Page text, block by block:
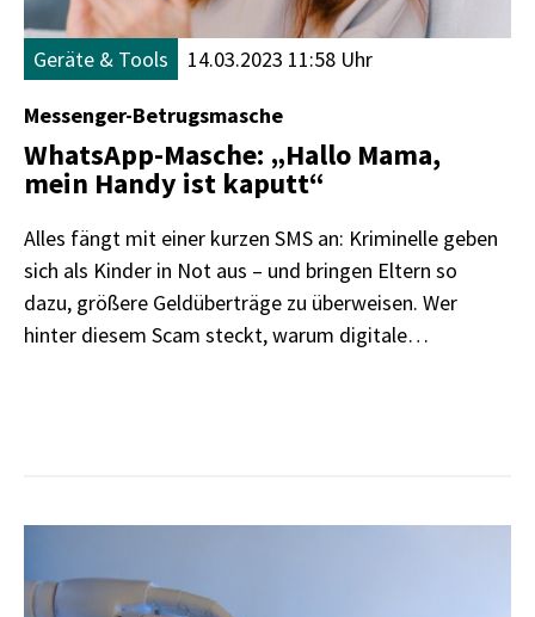
Geräte & Tools 14.03.2023 11:58 Uhr
Messenger-Betrugsmasche
WhatsApp-Masche: „Hallo Mama,
mein Handy ist kaputt“
Alles fängt mit einer kurzen SMS an: Kriminelle geben
sich als Kinder in Not aus – und bringen Eltern so
dazu, größere Geldüberträge zu überweisen. Wer
hinter diesem Scam steckt, warum digitale